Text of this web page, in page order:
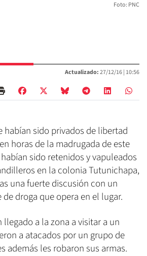
Foto: PNC
Actualizado:27/12/16 | 10:56
habían sido privados de libertad
horas de la madrugada de este
sido retenidos y vapuleados
en la colonia Tutunichapa,
una fuerte discusión con un
droga que opera en el lugar.
llegado a la zona a visitar a un
a atacados por un grupo de
además les robaron sus armas.